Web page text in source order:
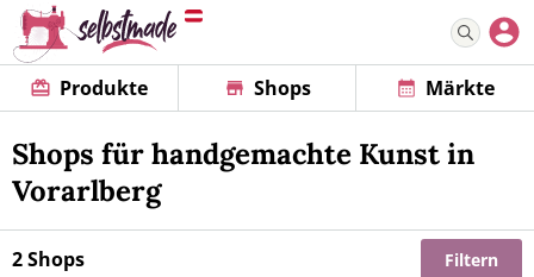
Produkte Shops Märkte
Shops für handgemachte Kunst in
Vorarlberg
2 Shops Filtern